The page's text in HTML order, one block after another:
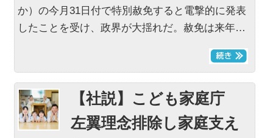
か）の今月31日付で特別赦免すると電撃的に発表
したことを受け、政界が大揺れだ。赦免は来年…
【社説】こども家庭庁
左翼理念排除し家庭支え